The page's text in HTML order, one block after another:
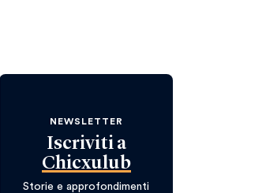
NEWSLETTER
Iscriviti a
Chicxulub
Storie e approfondimenti